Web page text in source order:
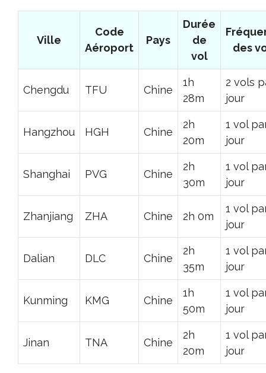
Ville
Code
Aéroport
Pays
Durée
de
vol
des
Chengdu TFU Chine
1h
28m
2 vols
jour
Hangzhou HGH Chine
2h
20m
1 vol
jour
Shanghai PVG Chine
2h
30m
1 vol
jour
Zhanjiang ZHA Chine 2h 0m
1 vol
jour
Dalian DLC Chine
2h
35m
1 vol
jour
Kunming KMG Chine
1h
50m
1 vol
jour
Jinan TNA Chine
2h
20m
1 vol
jour